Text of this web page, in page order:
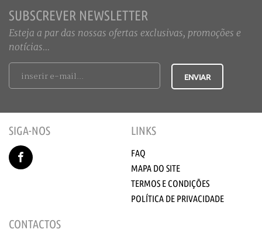
SUBSCREVER NEWSLETTER
Esteja a par das nossas ofertas exclusivas, promoções e
notícias...
SIGA-NOS LINKS
FAQ
MAPA DO SITE
TERMOS E CONDIÇÕES
POLÍTICA DE PRIVACIDADE
CONTACTOS